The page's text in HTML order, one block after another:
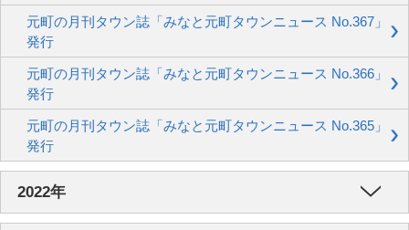
元町の月刊タウン誌「みなと元町タウンニュース No.367」
発行
元町の月刊タウン誌「みなと元町タウンニュース No.366」
発行
元町の月刊タウン誌「みなと元町タウンニュース No.365」
発行
2022年